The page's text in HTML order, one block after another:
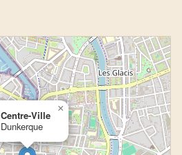
Centre-Ville
Dunkerque
×